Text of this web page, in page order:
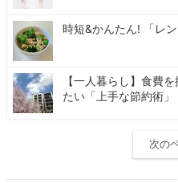
時短&かんたん! 「レ
【一人暮らし】食費
たい「上手な節約術」
次の